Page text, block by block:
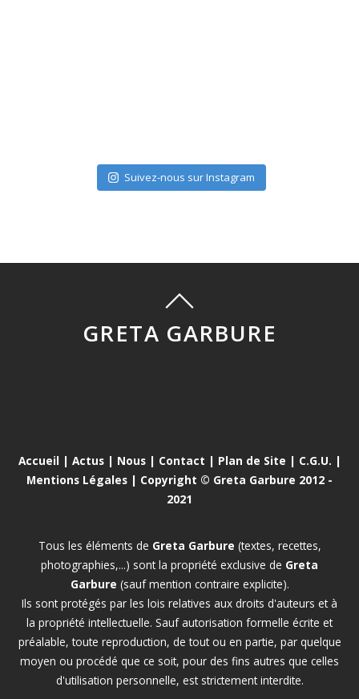
Suivez-nous sur Instagram
GRETA GARBURE
Accueil | Actus| Nous| Contact | Plan de Site | C.G.U. |
Mentions Légales | Copyright © Greta Garbure 2012 -
2021
Tous les éléments de Greta Garbure (textes, recettes,
photographies,...) sont la propriété exclusive de Greta
Garbure (sauf mention contraire explicite).
Ils sont protégés par les lois relatives aux droits d'auteurs et à
la propriété intellectuelle. Sauf autorisation formelle écrite et
préalable, toute reproduction, de tout ou en partie, par quelque
moyen ou procédé que ce soit, pour des fins autres que celles
d'utilisation personnelle, est strictement interdite.